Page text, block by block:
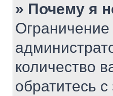
» Почему я
Ограничение
количество
обратитесь